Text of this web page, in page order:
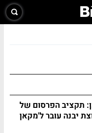
תקציב הפרסום של
יבנה עובר ל'מקאן